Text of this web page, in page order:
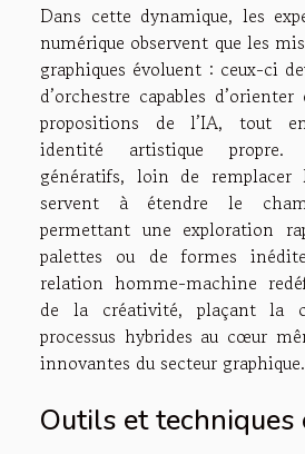
Dans cette dynamique, les
numérique observent que les
graphiques évoluent : ceux-ci
d’orchestre capables
propositions de l’IA, tout
identité artistique propre.
génératifs, loin de
servent à étendre le
permettant une exploration
palettes ou de formes
relation homme-machine
de la créativité, plaçant la
processus hybrides au cœur
innovantes du secteur graphique.
Outils et